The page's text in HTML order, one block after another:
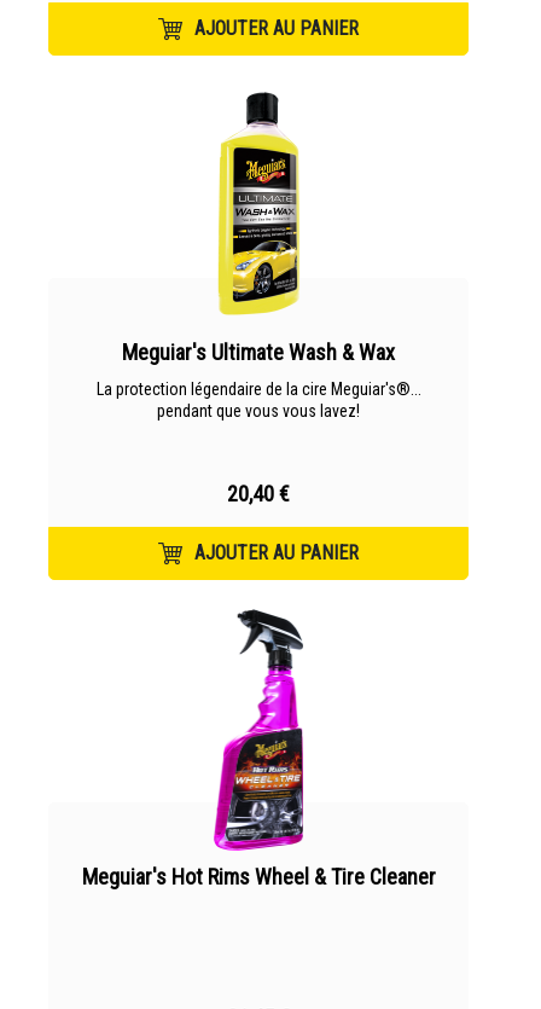
AJOUTER AU PANIER
Meguiar's Ultimate Wash & Wax
La protection légendaire de la cire Meguiar's®...
pendant que vous vous lavez!
20,40 €
AJOUTER AU PANIER
Meguiar's Hot Rims Wheel & Tire Cleaner